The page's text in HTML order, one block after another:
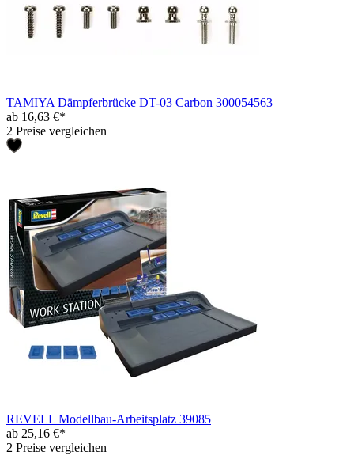
TAMIYA Dämpferbrücke DT-03 Carbon 300054563
ab 16,63 €*
2 Preise vergleichen
REVELL Modellbau-Arbeitsplatz 39085
ab 25,16 €*
2 Preise vergleichen